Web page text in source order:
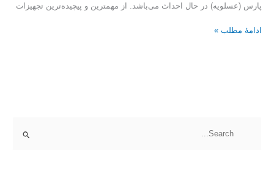
پارس (عسلویه) در حال احداث می‌باشد. از مهمترین و پیچیده‌ترین تجهیزات
ادامۀ مطلب »